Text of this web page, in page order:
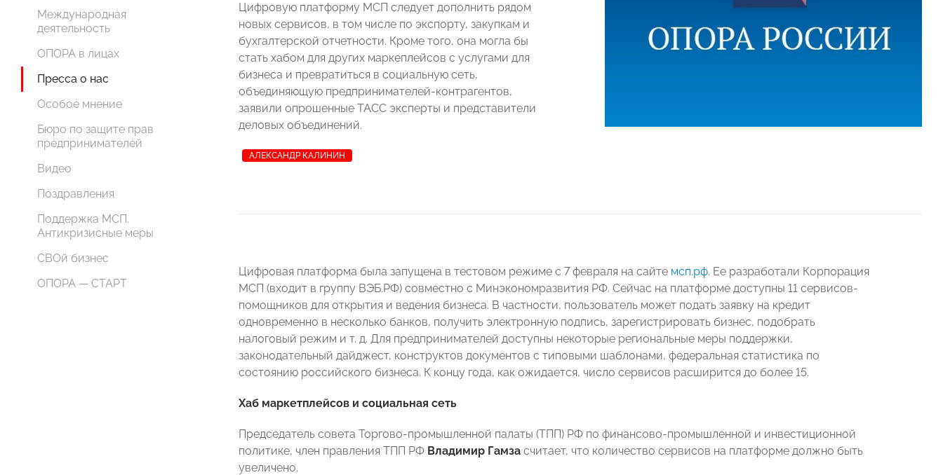
Международная
деятельность
ОПОРА в лицах
Пресса о нас
Особое мнение
Бюро по защите прав
предпринимателей
Видео
Поздравления
Поддержка МСП.
Антикризисные меры
СВОй бизнес
ОПОРА — СТАРТ
Цифровую платформу МСП следует дополнить рядом
новых сервисов, в том числе по экспорту, закупкам и
бухгалтерской отчетности. Кроме того, она могла бы
стать хабом для других маркеплейсов с услугами для
бизнеса и превратиться в социальную сеть,
объединяющую предпринимателей-контрагентов,
заявили опрошенные ТАСС эксперты и представители
деловых объединений.
АЛЕКСАНДР КАЛИНИН
Цифровая платформа была запущена в тестовом режиме с 7 февраля на сайте мсп.рф. Ее разработали Корпорация
МСП (входит в группу ВЭБ.РФ) совместно с Минэкономразвития РФ. Сейчас на платформе доступны 11 сервисов-
помощников для открытия и ведения бизнеса. В частности, пользователь может подать заявку на кредит
одновременно в несколько банков, получить электронную подпись, зарегистрировать бизнес, подобрать
налоговый режим и т. д. Для предпринимателей доступны некоторые региональные меры поддержки,
законодательный дайджест, конструктов документов с типовыми шаблонами, федеральная статистика по
состоянию российского бизнеса. К концу года, как ожидается, число сервисов расширится до более 15.
Хаб маркетплейсов и социальная сеть
Председатель совета Торгово-промышленной палаты (ТПП) РФ по финансово-промышленной и инвестиционной
политике, член правления ТПП РФ Владимир Гамза считает, что количество сервисов на платформе должно быть
увеличено.